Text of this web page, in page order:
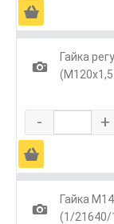
Ä
1
Гайка
- +
Ä
1
Гайка
(1/21640/